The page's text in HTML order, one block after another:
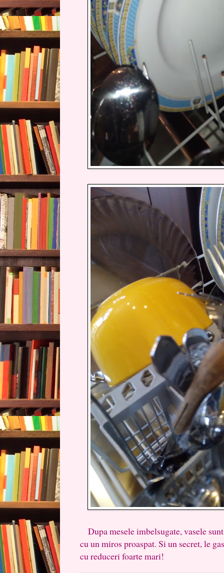
Dupa mesele imbelsugate, vasele
cu un miros proaspat. Si un secret, le
cu reduceri foarte mari!